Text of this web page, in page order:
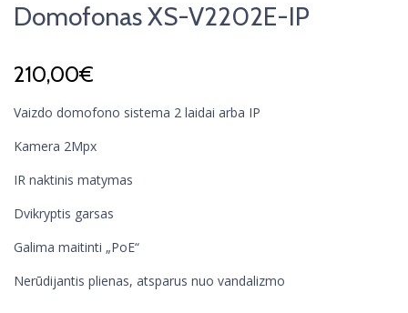
Domofonas XS-V2202E-IP
210,00€
Vaizdo domofono sistema 2 laidai arba IP
Kamera 2Mpx
IR naktinis matymas
Dvikryptis garsas
Galima maitinti „PoE“
Nerūdijantis plienas, atsparus nuo vandalizmo